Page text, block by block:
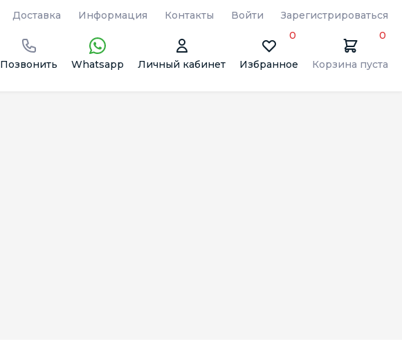
Доставка Информация Контакты Войти Зарегистрироваться
Позвонить Whatsapp Личный кабинет Избранное
0
Корзина пуста
0